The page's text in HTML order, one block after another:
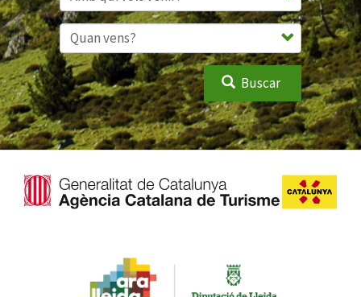
Buscar